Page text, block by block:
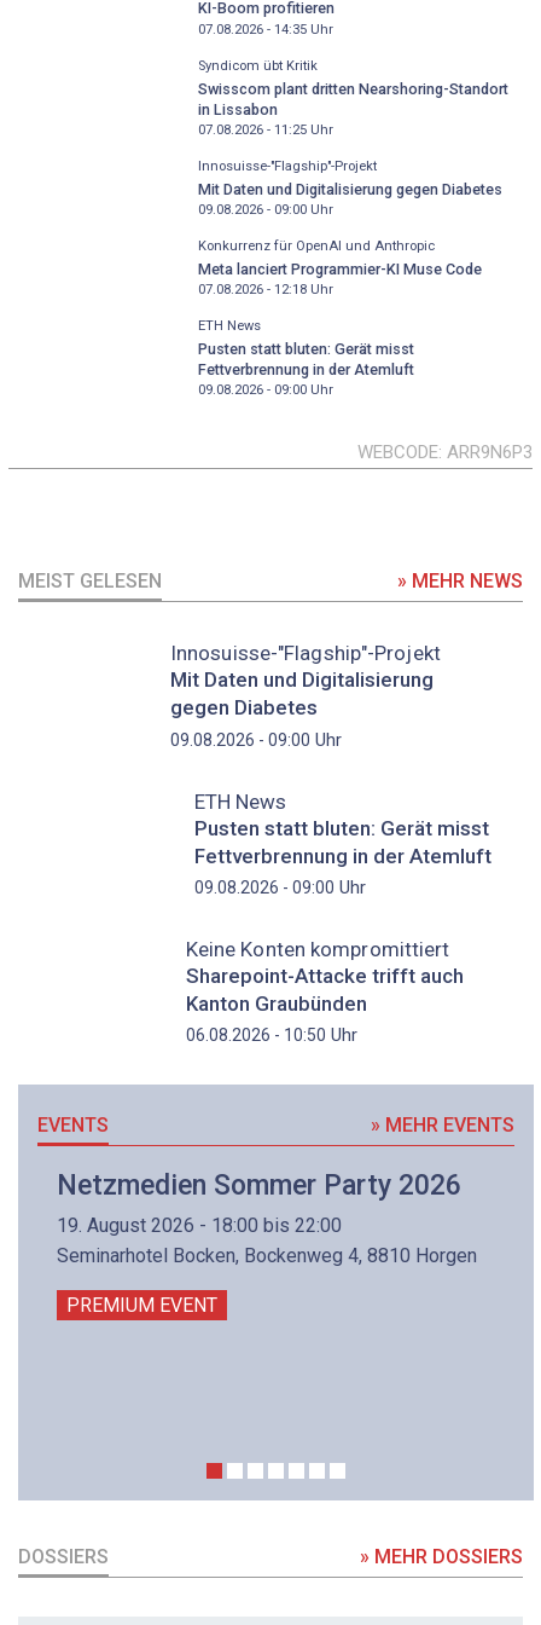
KI-Boom profitieren
07.08.2026 - 14:35Uhr
Syndicom übt Kritik
Swisscom plant dritten Nearshoring-Standort
in Lissabon
07.08.2026 - 11:25Uhr
Innosuisse-"Flagship"-Projekt
Mit Daten und Digitalisierung gegen Diabetes
09.08.2026 - 09:00Uhr
Konkurrenz für OpenAI und Anthropic
Meta lanciert Programmier-KI Muse Code
07.08.2026 - 12:18Uhr
ETH News
Pusten statt bluten: Gerät misst
Fettverbrennung in der Atemluft
09.08.2026 - 09:00Uhr
WEBCODE ARR9N6P3
MEIST GELESEN » MEHR NEWS
Innosuisse-"Flagship"-Projekt
Mit Daten und Digitalisierung
gegen Diabetes
09.08.2026 - 09:00 Uhr
ETH News
Pusten statt bluten: Gerät misst
Fettverbrennung in der Atemluft
09.08.2026 - 09:00 Uhr
Keine Konten kompromittiert
Sharepoint-Attacke trifft auch
Kanton Graubünden
06.08.2026 - 10:50 Uhr
EVENTS » MEHR EVENTS
Netzmedien Sommer Party 2026
19. August 2026 - 18:00 bis 22:00
Seminarhotel Bocken, Bockenweg 4, 8810 Horgen
PREMIUM EVENT
DOSSIERS » MEHR DOSSIERS